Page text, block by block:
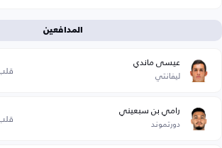
المدافعين
عيسى ماندي
ليفانتي
رامي بن سبعيني
دورتموند